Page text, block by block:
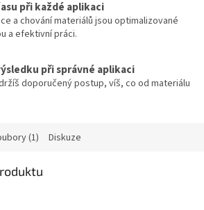
při každé aplikaci
a chování materiálů jsou optimalizované
a efektivní práci.
při správné aplikaci
doporučený postup, víš, co od materiálu
(1) Diskuze